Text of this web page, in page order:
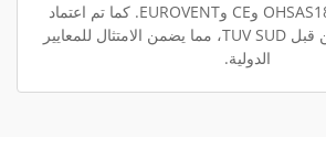
وISO14001 وOHSAS18001 وCE وEUROVENT. كما تم اعتماد
قاعدة الإنتاج لدينا من قبل TUV SUD، مما يضمن الامتثال للمعايير
الدولية.